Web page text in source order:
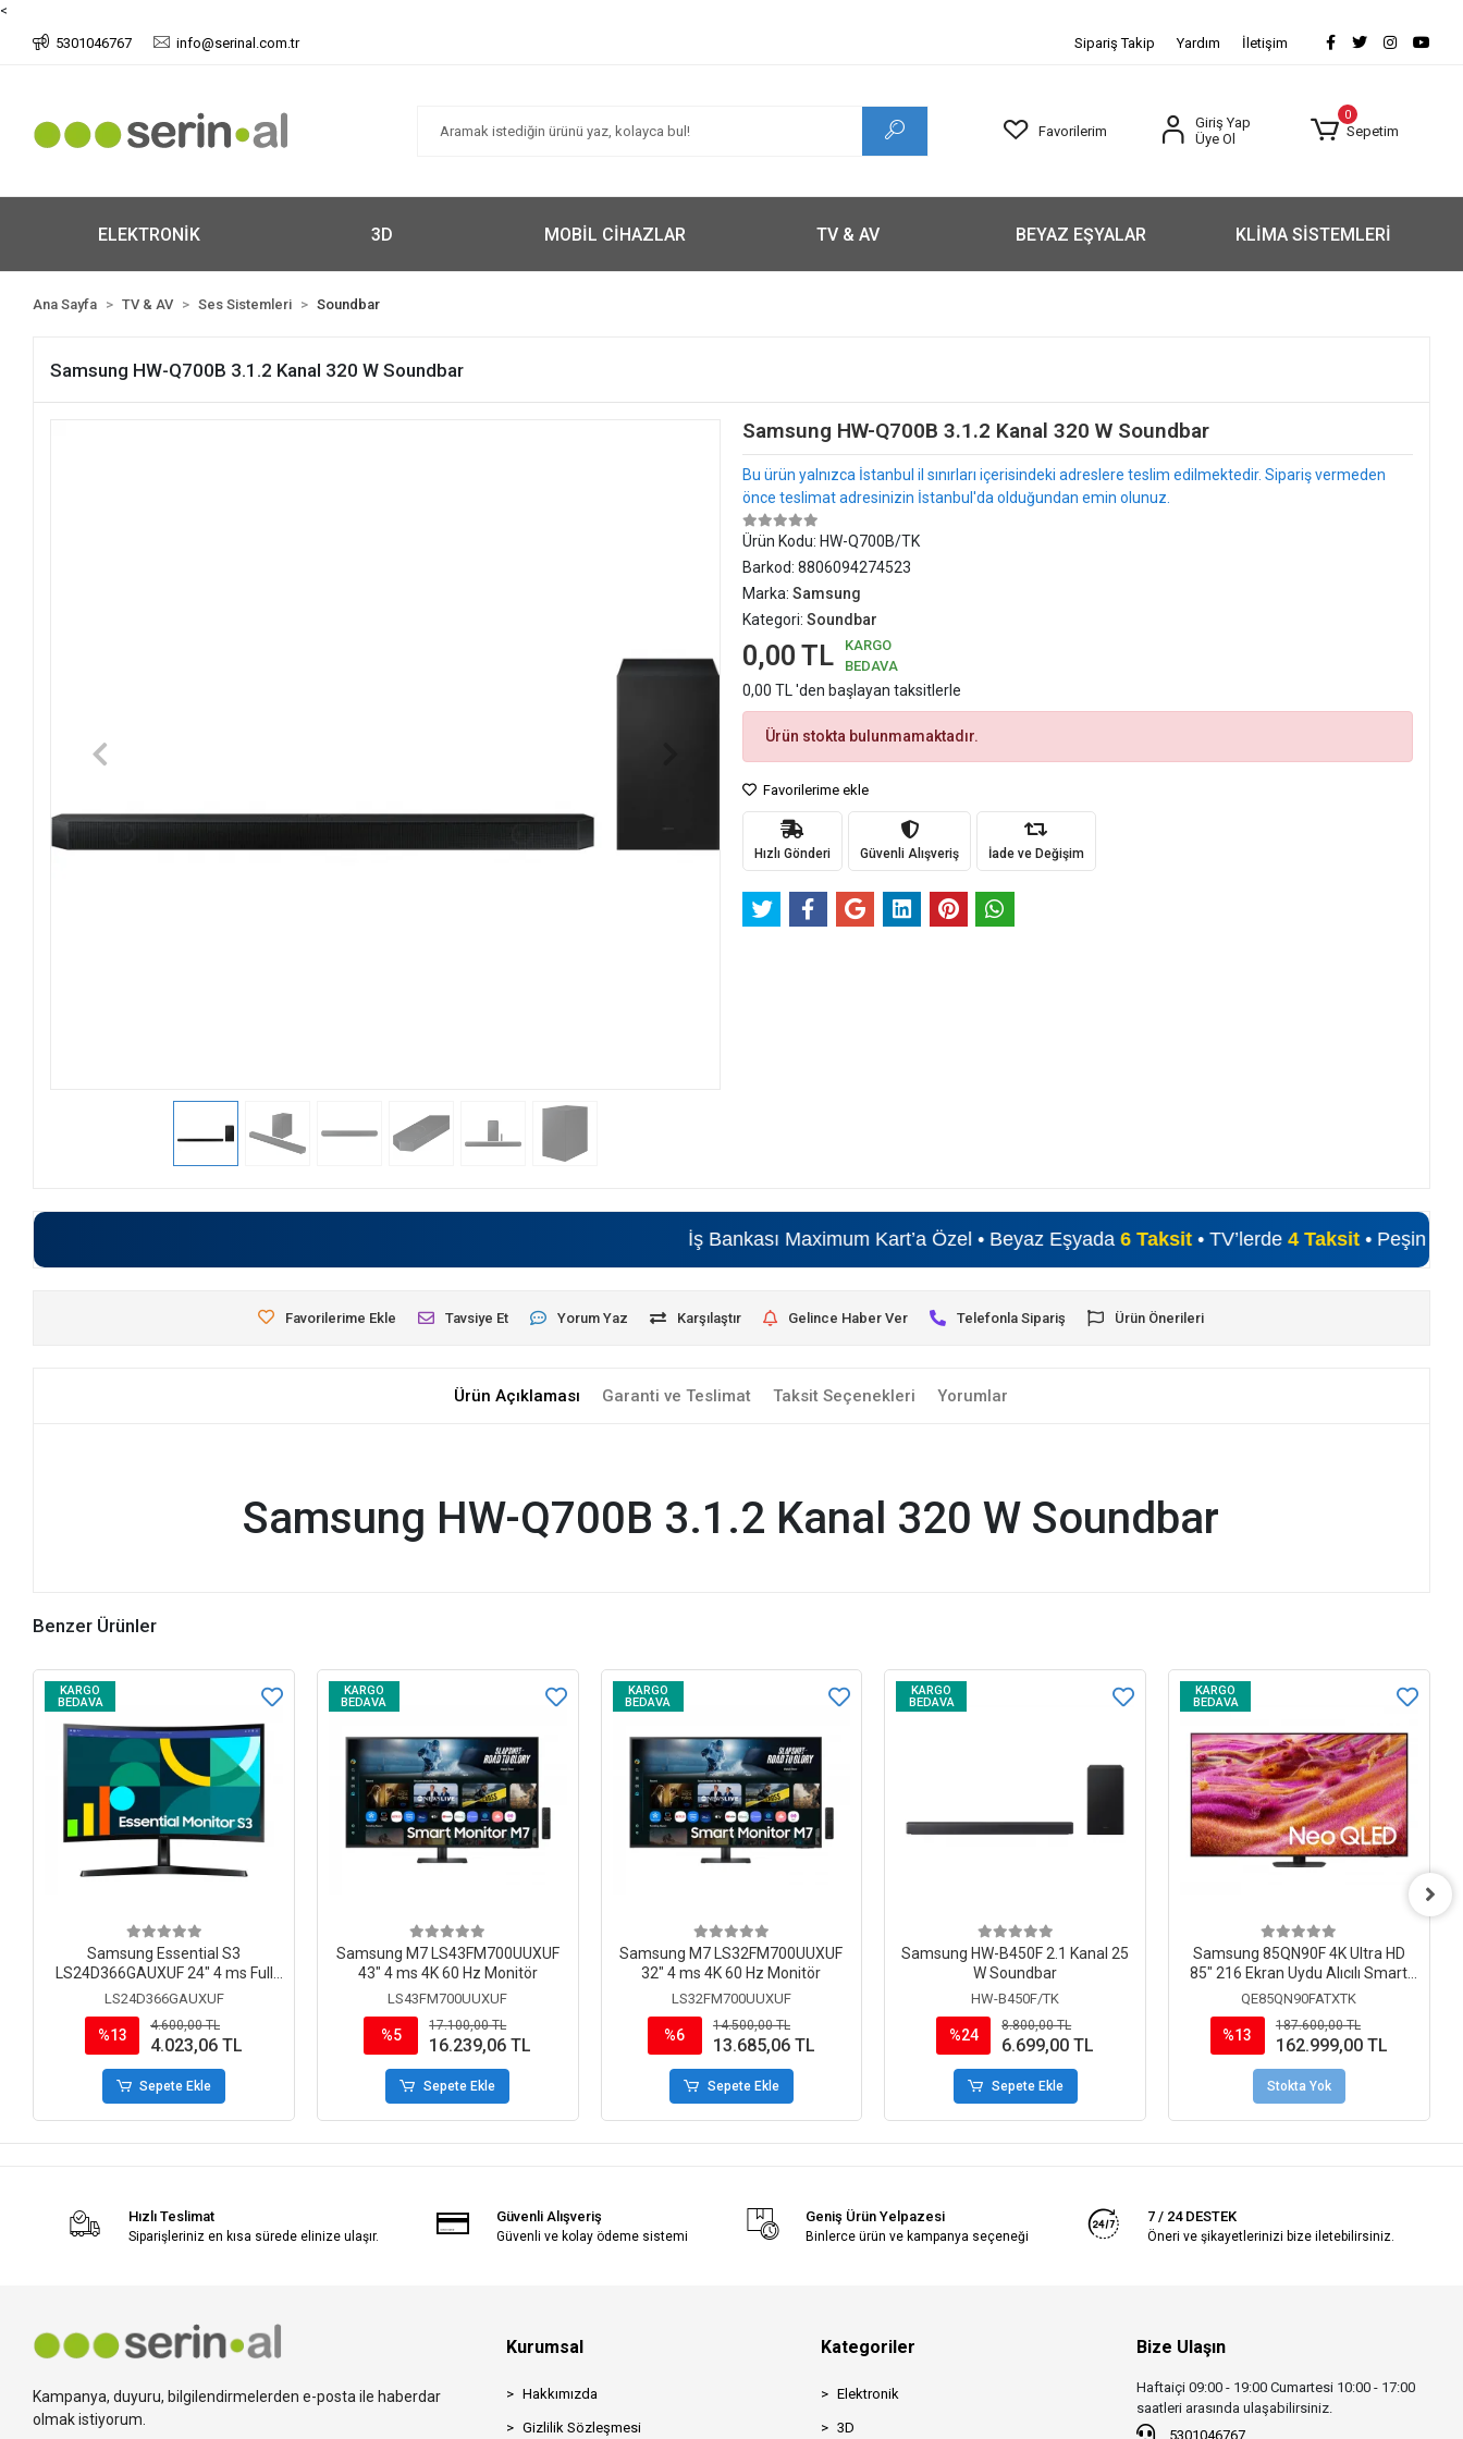
<
5301046767
info@serinal.com.tr Sipariş Takip Yardım İletişim
Favorilerim
Giriş Yap
Üye Ol
0
Sepetim
ELEKTRONİK 3D MOBİL CİHAZLAR TV & AV BEYAZ EŞYALAR KLİMA SİSTEMLERİ
Ana Sayfa TV & AV Ses Sistemleri Soundbar
Samsung HW-Q700B 3.1.2 Kanal 320 W Soundbar
Samsung HW-Q700B 3.1.2 Kanal 320 W Soundbar
Bu ürün yalnızca İstanbul il sınırları içerisindeki adreslere teslim edilmektedir. Sipariş vermeden
önce teslimat adresinizin İstanbul'da olduğundan emin olunuz.
Ürün Kodu: HW-Q700B/TK
Barkod: 8806094274523
Marka: Samsung
Kategori: Soundbar
0,00 TL
KARGO
BEDAVA
0,00 TL 'den başlayan taksitlerle
Ürün stokta bulunmamaktadır.
Favorilerime ekle
Hızlı Gönderi Güvenli Alışveriş İade ve Değişim
İş Bankası Maximum Kart’a Özel • Beyaz Eşyada 6 Taksit • TV’lerde4 Taksit • Peşin Fiyatına
Favorilerime Ekle Tavsiye Et Yorum Yaz Karşılaştır Gelince Haber Ver Telefonla Sipariş Ürün Önerileri
Ürün Açıklaması Garanti ve Teslimat Taksit Seçenekleri Yorumlar
Samsung HW-Q700B 3.1.2 Kanal 320 W Soundbar
Benzer Ürünler
KARGO
BEDAVA
Samsung Essential S3
LS24D366GAUXUF 24" 4 ms Full
HD Curved 100 Hz Monitör
LS24D366GAUXUF
%13
4.600,00 TL
4.023,06 TL
Sepete Ekle
KARGO
BEDAVA
Samsung M7 LS43FM700UUXUF
43" 4 ms 4K 60 Hz Monitör
LS43FM700UUXUF
%5
17.100,00 TL
16.239,06 TL
Sepete Ekle
KARGO
BEDAVA
Samsung M7 LS32FM700UUXUF
32" 4 ms 4K 60 Hz Monitör
LS32FM700UUXUF
%6
14.500,00 TL
13.685,06 TL
Sepete Ekle
KARGO
BEDAVA
Samsung HW-B450F 2.1 Kanal 25
W Soundbar
HW-B450F/TK
%24
8.800,00 TL
6.699,00 TL
Sepete Ekle
KARGO
BEDAVA
Samsung 85QN90F 4K Ultra HD
85" 216 Ekran Uydu Alıcılı Smart
Neo QLED TV
QE85QN90FATXTK
%13
187.600,00 TL
162.999,00 TL
Stokta Yok
Hızlı Teslimat
Siparişleriniz en kısa sürede elinize ulaşır.
Güvenli Alışveriş
Güvenli ve kolay ödeme sistemi
Geniş Ürün Yelpazesi
Binlerce ürün ve kampanya seçeneği
7 / 24 DESTEK
Öneri ve şikayetlerinizi bize iletebilirsiniz.
Kampanya, duyuru, bilgilendirmelerden e-posta ile haberdar
olmak istiyorum.
Kurumsal
Hakkımızda
Gizlilik Sözleşmesi
Kategoriler
Elektronik
3D
Bize Ulaşın
Haftaiçi 09:00 - 19:00 Cumartesi 10:00 - 17:00
saatleri arasında ulaşabilirsiniz.
5301046767